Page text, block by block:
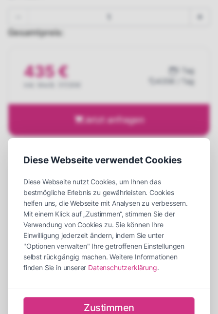
Gesamtpreis:
435 €
1 Tag
435€ / Tag
Jetzt anfragen
Details
Einsatzort IndooroderOutdoor mit Zelt
Platzbedarf (LxBxH) 150 x 200 x 250 cm
Aufbauzeit 30 Minuten
Abbauzeit 30 Minuten
Personen für Auf-/Abbau
Empfohlene Betreuer 1 Betreuer
Diese Webseite verwendet Cookies
Diese Webseite nutzt Cookies, um Ihnen das
bestmögliche Erlebnis zu gewährleisten. Cookies
helfen uns, die Webseite mit Analysen zu verbessern.
Mit einem Klick auf „Zustimmen“, stimmen Sie der
Verwendung von Cookies zu. Sie können Ihre
Einwilligung jederzeit ändern, indem Sie unter
"Optionen verwalten" Ihre getroffenen Einstellungen
selbst rückgängig machen. Weitere Informationen
finden Sie in unserer Datenschutzerklärung.
Zustimmen